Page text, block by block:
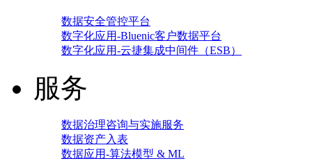
数据安全管控平台
数字化应用-Bluenic客户数据平台
数字化应用-云捷集成中间件（ESB）
服务
数据治理咨询与实施服务
数据资产入表
数据应用-算法模型 & ML